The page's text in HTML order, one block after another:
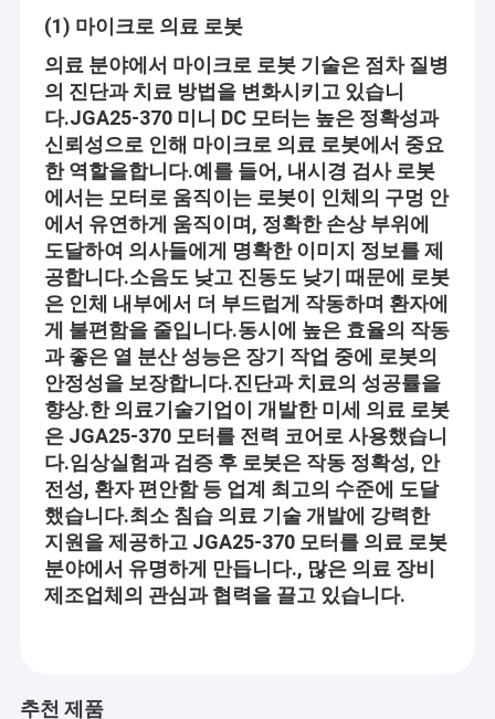
12mm 마이크로 DC 기어 모터
16mm-20mm 미니 DC 기어 모터
25 밀리미터 DC 기어 들 모우터
37mm 작은 DC 기어 모터
유성 기어 모터
브러시리스 DC 기어 모터
DC 웜기어 모터
전기 DC 기어 모터
브러시 DC 모터
브러시리스 DC 모터
DC 모터 컨트롤러
DC 스테퍼 모터
마이크로 DC 워터 펌프
DC 모터 액세서리
(1) 마이크로 의료 로봇
의료 분야에서 마이크로 로봇 기술은 점차 질병
의 진단과 치료 방법을 변화시키고 있습니
다.JGA25-370 미니 DC 모터는 높은 정확성과
신뢰성으로 인해 마이크로 의료 로봇에서 중요
한 역할을합니다.예를 들어, 내시경 검사 로봇
에서는 모터로 움직이는 로봇이 인체의 구멍 안
에서 유연하게 움직이며, 정확한 손상 부위에
도달하여 의사들에게 명확한 이미지 정보를 제
공합니다.소음도 낮고 진동도 낮기 때문에 로봇
은 인체 내부에서 더 부드럽게 작동하며 환자에
게 불편함을 줄입니다.동시에 높은 효율의 작동
과 좋은 열 분산 성능은 장기 작업 중에 로봇의
안정성을 보장합니다.진단과 치료의 성공률을
향상.한 의료기술기업이 개발한 미세 의료 로봇
은 JGA25-370 모터를 전력 코어로 사용했습니
다.임상실험과 검증 후 로봇은 작동 정확성, 안
전성, 환자 편안함 등 업계 최고의 수준에 도달
했습니다.최소 침습 의료 기술 개발에 강력한
지원을 제공하고 JGA25-370 모터를 의료 로봇
분야에서 유명하게 만듭니다., 많은 의료 장비
제조업체의 관심과 협력을 끌고 있습니다.
추천 제품
사됩니다! 심장으로 모든 모터를 구축하세요!
핵심 가치
상호 편익 :
점점 더 좋게 모터와 서비스를 우리의 고객에게 제공하고 증가합니
다 그 우리의 고객들과 함께 성공적입니다. 아스롱은 우리의 고객들
과 공급자들로부터 배우기 위해 최선을 다하고 있습니다
전문가 :
디자인, 조달, 제조업, 사찰, 패키징으로부터 그리고 배달까지, 각각
과 모든 생산 과정에서 우리는 엄밀하게 표준 운영 처리절차를 따릅
니다.
우리는 정직과 책임으로 각각 주문을 취급하고, 우리 연속적이 우리
의 품질과 서비스가 고객의 기대치를 능가하는 것을 하기 위해 최선
을 다합니다.
혁신적입니다 :
아스롱은 결코 고객들의 것 변화무쌍한 요구조건을 통하여 그것의
전진을 막지 않습니다. 고객의 모든 새로운 기준이 우리의 발전한 것
의 에너지라고 우리는 믿습니다. 우리는 결코 배우는 것을 멈추고 나
아지지 않습니다